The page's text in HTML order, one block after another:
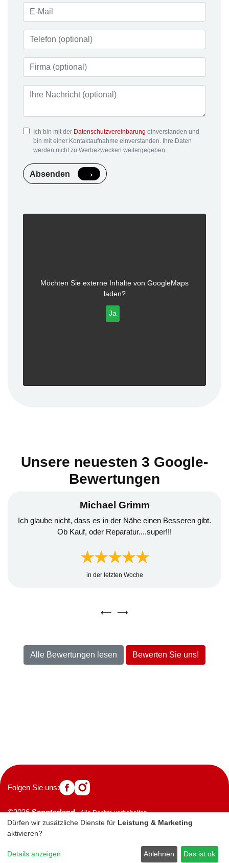
Ich bin mit der Datenschutzvereinbarung einverstanden und
bin mit einer Kontaktaufnahme einverstanden. Ihre Daten
werden nicht zu Werbezwecken weitergegeben
Absenden
Möchten Sie externe Inhalte von GoogleMaps
laden?
Ja
Unsere neuesten 3 Google-
Bewertungen
Andreas Frechen
Ich war heute morgen zum ersten mal bei diesem Händler.
Sehr interessante Fahrzeuge und super in der Beratung 😎.
★★★★★
⟵ ⟶
Alle Bewertungen lesen Bewerten Sie uns!
Folgen Sie uns:
©2026Scooterland - Alle Rechte vorbehalten
Einzugsgebiete Kontakt
Impressum
Datenschutzerklärung
Dürfen wir zusätzliche Dienste für Leistung & Marketing
aktivieren?
Details anzeigen Ablehnen Das ist ok